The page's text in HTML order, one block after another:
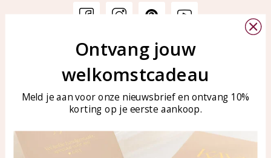
Veelgestelde vragen
Sieraden onderhouden
KAYA Sieraden
Bellen of WhatsApp Ma-Vr
tussen 09:00-17:00
Tel: 0850003187
WhatsApp: 0850003187
klantenservice@kayasierade
Ontvang jouw
welkomstcadeau
Meld je aan voor onze nieuwsbrief en ontvang 10%
korting op je eerste aankoop.